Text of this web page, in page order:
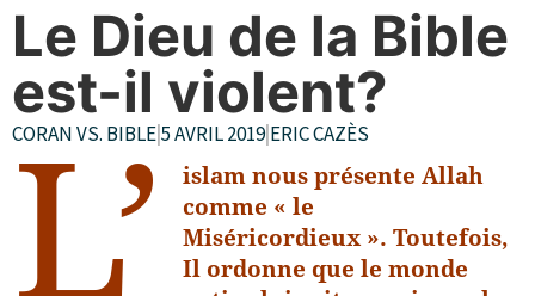
Le Dieu de la Bible
est-il violent?
CORAN VS. BIBLE5 AVRIL 2019|ERIC CAZÈS
L’
islam nous présente Allah
comme « le
Miséricordieux ». Toutefois,
Il ordonne que le monde